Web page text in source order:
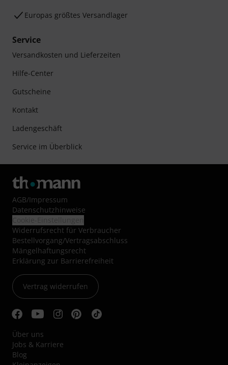
Europas größtes Versandlager
Service
Versandkosten und Lieferzeiten
Hilfe-Center
Gutscheine
Kontakt
Ladengeschäft
Service im Überblick
AGB/Impressum
Datenschutzhinweise
Widerrufsrecht für Verbraucher
Bestellvorgang/Vertragsabschluss
Mängelhaftungsrecht
Erklärung zur Barrierefreiheit
Vertrag widerrufen
Über uns
Jobs & Karriere
Blog